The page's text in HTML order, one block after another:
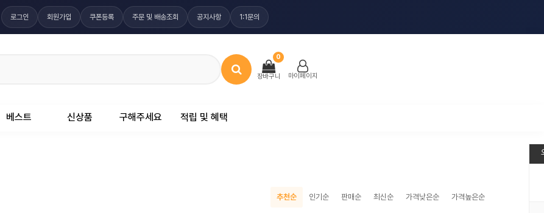
로그인 회원가입 쿠폰등록 주문 및 배송조회 공지사항 1:1문의
장바구니
0
마이페이지
베스트 신상품 구해주세요 적립 및 혜택
추천순 인기순 판매순 최신순 가격낮은순 가격높은순